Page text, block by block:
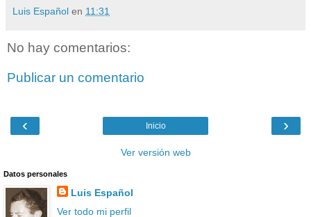
Luis Español en 11:31
No hay comentarios:
Publicar un comentario
‹ ›
Inicio
Ver versión web
Datos personales
Luis Español
Ver todo mi perfil